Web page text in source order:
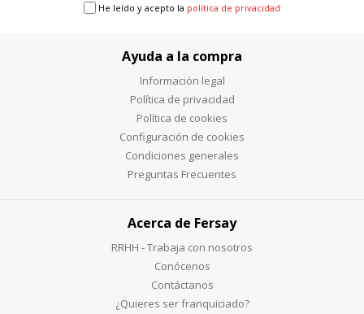
He leído y acepto la política de privacidad
Ayuda a la compra
Información legal
Política de privacidad
Política de cookies
Configuración de cookies
Condiciones generales
Preguntas Frecuentes
Acerca de Fersay
RRHH - Trabaja con nosotros
Conócenos
Contáctanos
¿Quieres ser franquiciado?